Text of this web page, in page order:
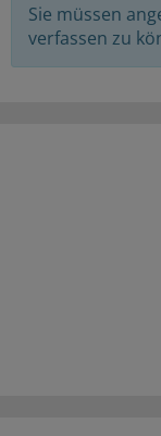
Sie müssen
verfassen zu